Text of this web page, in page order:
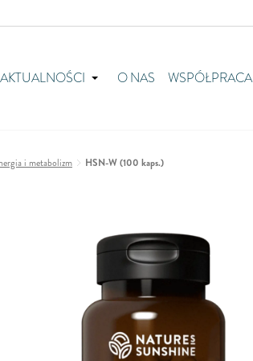
AKTUALNOŚCI O NAS WSPÓŁPRACA
i metabolizm HSN-W (100 kaps.)